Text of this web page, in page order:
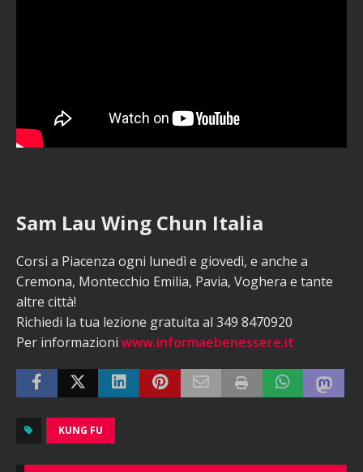
Sam Lau Wing Chun Italia
Corsi a Piacenza ogni lunedì e giovedì, e anche a
Cremona, Montecchio Emilia, Pavia, Voghera e tante
altre città!
Richiedi la tua lezione gratuita al 349 8470920
Per informazioni www.informaebenessere.it
KUNG FU